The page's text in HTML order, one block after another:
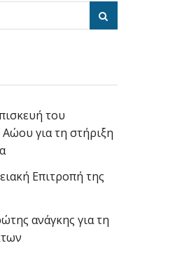
του
για τη στήριξη
Επιτροπή της
ανάγκης για τη